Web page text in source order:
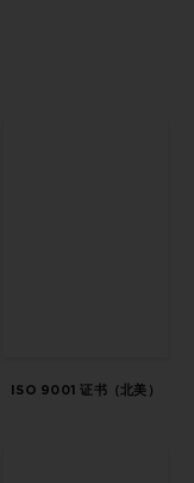
ISO 9001 证书（北美）